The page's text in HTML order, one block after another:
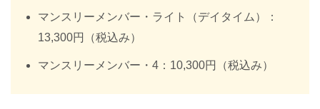
マンスリーメンバー・ライト（デイタイム）：
13,300円（税込み）
マンスリーメンバー・4：10,300円（税込み）